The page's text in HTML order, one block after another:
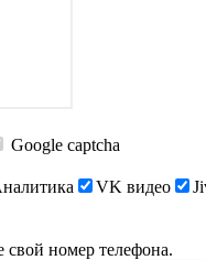
Google captcha
VK видео
свой номер телефона.